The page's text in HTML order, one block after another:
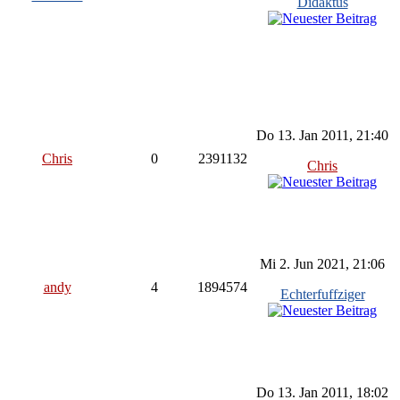
Chris 0 2391132
Do 13. Jan 2011, 21:40
Chris
andy 4 1894574
Mi 2. Jun 2021, 21:06
Echterfuffziger
Do 13. Jan 2011, 18:02